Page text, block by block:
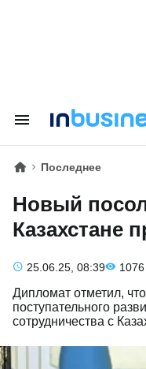
Последнее
Новый
Казахстане
25.06.25, 08:39 1076
Дипломат отметил,
поступательного
сотрудничества с